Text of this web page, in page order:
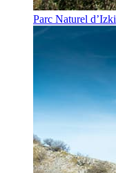
Parc Naturel d’Izki